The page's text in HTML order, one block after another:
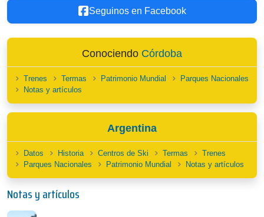
Seguinos en Facebook
Conociendo Córdoba
Trenes Termas Patrimonio Mundial
Parques Nacionales
Notas y artículos
Argentina
Datos Historia Centros de Ski Termas
Trenes
Parques Nacionales
Patrimonio Mundial Notas y artículos
Notas y artículos